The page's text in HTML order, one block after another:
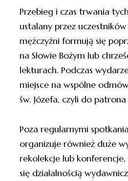
Przebieg i czas trwania
ustalany przez uczestników
mężczyźni formują się
na Słowie Bożym lub
lekturach. Podczas
miejsce na wspólne
św. Józefa, czyli do
Poza regularnymi
organizuje również duże
rekolekcje lub
się działalnością